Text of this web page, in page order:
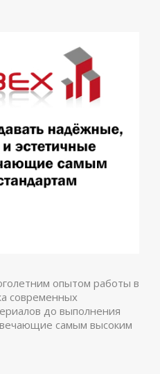
опытом работы в
современных
до выполнения
самым высоким